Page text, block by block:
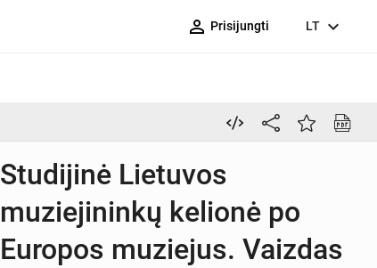
person_outline Prisijungti LT expand_more
Studijinė Lietuvos
muziejininkų kelionė po
Europos muziejus. Vaizdas